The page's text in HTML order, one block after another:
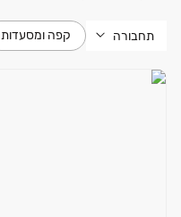
תחבורה קפה ומסעדות